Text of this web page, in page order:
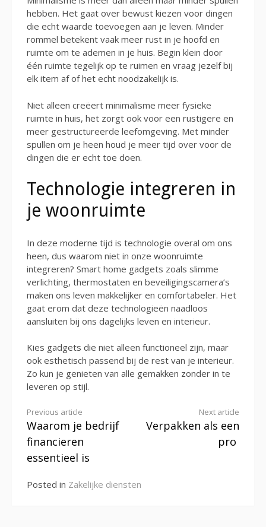
hebben. Het gaat over bewust kiezen voor dingen
die echt waarde toevoegen aan je leven. Minder
rommel betekent vaak meer rust in je hoofd en
ruimte om te ademen in je huis. Begin klein door
één ruimte tegelijk op te ruimen en vraag jezelf bij
elk item af of het echt noodzakelijk is.
Niet alleen creëert minimalisme meer fysieke
ruimte in huis, het zorgt ook voor een rustigere en
meer gestructureerde leefomgeving. Met minder
spullen om je heen houd je meer tijd over voor de
dingen die er echt toe doen.
Technologie integreren in
je woonruimte
In deze moderne tijd is technologie overal om ons
heen, dus waarom niet in onze woonruimte
integreren? Smart home gadgets zoals slimme
verlichting, thermostaten en beveiligingscamera’s
maken ons leven makkelijker en comfortabeler. Het
gaat erom dat deze technologieën naadloos
aansluiten bij ons dagelijks leven en interieur.
Kies gadgets die niet alleen functioneel zijn, maar
ook esthetisch passend bij de rest van je interieur.
Zo kun je genieten van alle gemakken zonder in te
leveren op stijl.
Continue
Reading
Previous article
Waarom je bedrijf
financieren
essentieel is
Next article
Verpakken als een
pro
Posted in Zakelijke diensten